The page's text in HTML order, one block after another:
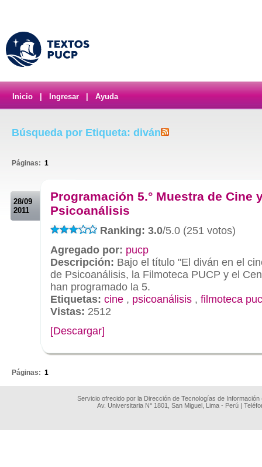
Inicio Ingresar Ayuda
Búsqueda por Etiqueta: diván
Páginas: 1
28/09
2011
Programación 5.° Muestra de Cine
Psicoanálisis
Ranking: 3.0/5.0 (251 votos)
Agregado por: pucp
Descripción: Bajo el título "El diván en el
de Psicoanálisis, la Filmoteca PUCP y el
han programado la 5.
Etiquetas: cine , psicoanálisis , filmoteca
Vistas: 2512
[Descargar]
Páginas: 1
Servicio ofrecido por la Dirección de Tecnologías de
Av. Universitaria N° 1801, San Miguel, Lima - Perú |